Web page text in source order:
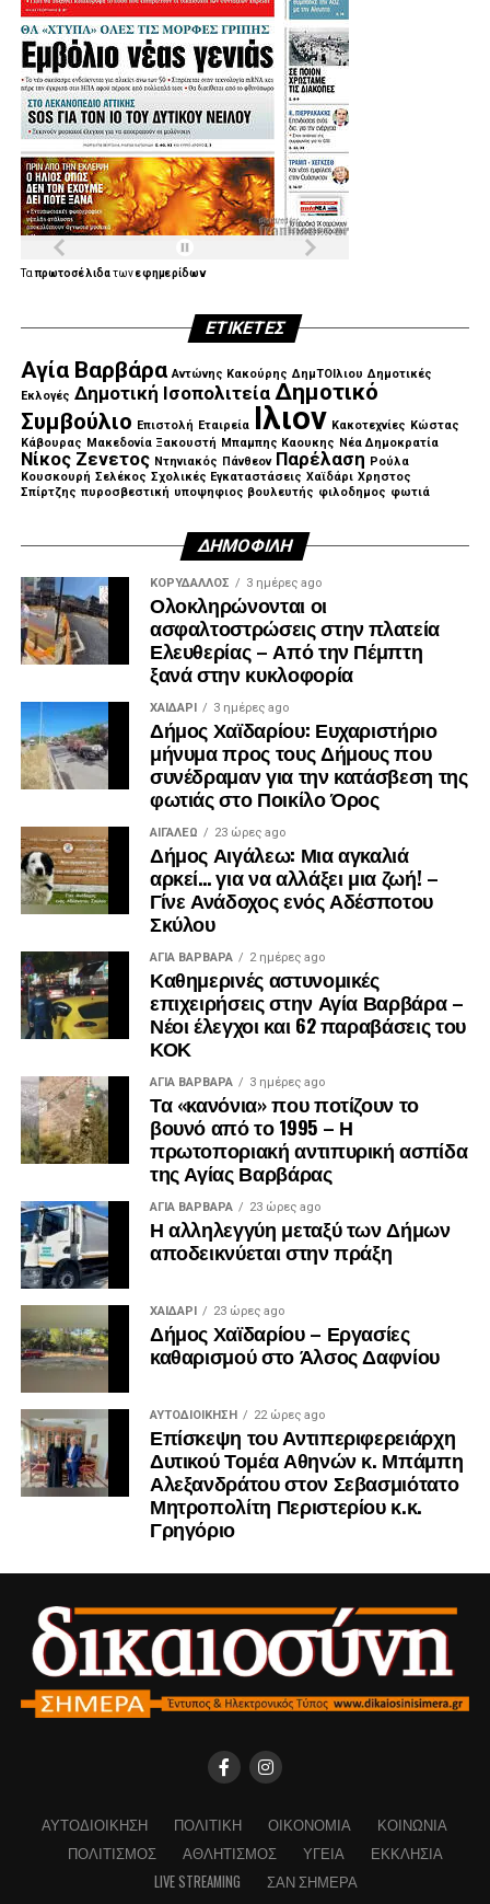
.
.
Ταπρωτοσέλιδατωνεφημερίδων
ΕΤΙΚΈΤΕΣ
Αγία Βαρβάρα Αντώνης Κακούρης ΔημΤΟΙλιου Δημοτικές
Εκλογές Δημοτική Ισοπολιτεία Δημοτικό
Συμβούλιο Επιστολή Εταιρεία Ιλιον Κακοτεχνίες Κώστας
Κάβουρας Μακεδονία Ξακουστή Μπαμπης Καουκης Νέα Δημοκρατία
Νίκος Ζενετος Ντηνιακός Πάνθεον Παρέλαση Ρούλα
Κουσκουρή Σελέκος Σχολικές Εγκαταστάσεις Χαϊδάρι Χρηστος
Σπίρτζης πυροσβεστική υποψηφιος βουλευτής φιλοδημος φωτιά
ΔΗΜΟΦΙΛΉ
ΚΟΡΥΔΑΛΛΟΣ 3 ημέρες ago
Ολοκληρώνονται οι
ασφαλτοστρώσεις στην πλατεία
Ελευθερίας – Από την Πέμπτη
ξανά στην κυκλοφορία
ΧΑΪΔΑΡΙ 3 ημέρες ago
Δήμος Χαϊδαρίου: Ευχαριστήριο
μήνυμα προς τους Δήμους που
συνέδραμαν για την κατάσβεση της
φωτιάς στο Ποικίλο Όρος
ΑΙΓΑΛΕΩ 23 ώρες ago
Δήμος Αιγάλεω: Μια αγκαλιά
αρκεί… για να αλλάξει μια ζωή! –
Γίνε Ανάδοχος ενός Αδέσποτου
Σκύλου
ΑΓΙΑ ΒΑΡΒΑΡΑ 2 ημέρες ago
Καθημερινές αστυνομικές
επιχειρήσεις στην Αγία Βαρβάρα –
Νέοι έλεγχοι και 62 παραβάσεις του
ΚΟΚ
ΑΓΙΑ ΒΑΡΒΑΡΑ 3 ημέρες ago
Τα «κανόνια» που ποτίζουν το
βουνό από το 1995 – Η
πρωτοποριακή αντιπυρική ασπίδα
της Αγίας Βαρβάρας
ΑΓΙΑ ΒΑΡΒΑΡΑ 23 ώρες ago
Η αλληλεγγύη μεταξύ των Δήμων
αποδεικνύεται στην πράξη
ΧΑΪΔΑΡΙ 23 ώρες ago
Δήμος Χαϊδαρίου – Εργασίες
καθαρισμού στο Άλσος Δαφνίου
ΑΥΤΟΔΙΟΊΚΗΣΗ 22 ώρες ago
Επίσκεψη του Αντιπεριφερειάρχη
Δυτικού Τομέα Αθηνών κ. Μπάμπη
Αλεξανδράτου στον Σεβασμιότατο
Μητροπολίτη Περιστερίου κ.κ.
Γρηγόριο
ΑΥΤΟΔΙΟΊΚΗΣΗ ΠΟΛΙΤΙΚΉ ΟΙΚΟΝΟΜΊΑ
ΚΟΙΝΩΝΊΑ
ΠΟΛΙΤΙΣΜΌΣ
ΑΘΛΗΤΙΣΜΌΣ ΥΓΕΊΑ
ΕΚΚΛΗΣΊΑ
LIVE STREAMING
ΣΑΝ ΣΉΜΕΡΑ